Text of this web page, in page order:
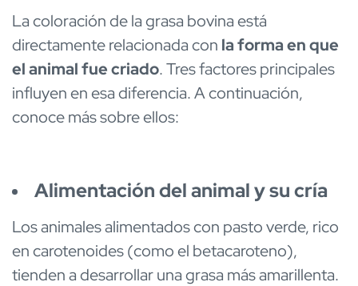
La coloración de la grasa bovina está
directamente relacionada con la forma en que
el animal fue criado. Tres factores principales
influyen en esa diferencia. A continuación,
conoce más sobre ellos:
Alimentación del animal y su cría
Los animales alimentados con pasto verde, rico
en carotenoides (como el betacaroteno),
tienden a desarrollar una grasa más amarillenta.